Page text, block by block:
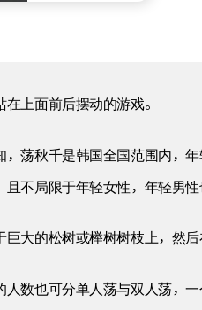
上面前后摆动的游戏。
荡秋千是韩国全国范围内，
不局限于年轻女性，年轻男性
大的松树或榉树树枝上，然
数也可分单人荡与双人荡，